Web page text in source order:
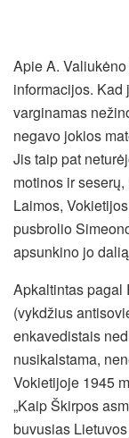
Apie A.
informacijos. Kad
varginamas
negavo jokios
Jis taip pat
motinos ir
Laimos,
pusbrolio
apsunkino jo
Apkaltintas pagal
(vykdžius
enkavedistais
nusikalstama,
Vokietijoje 1945
„Kaip Škirpos
buvusias